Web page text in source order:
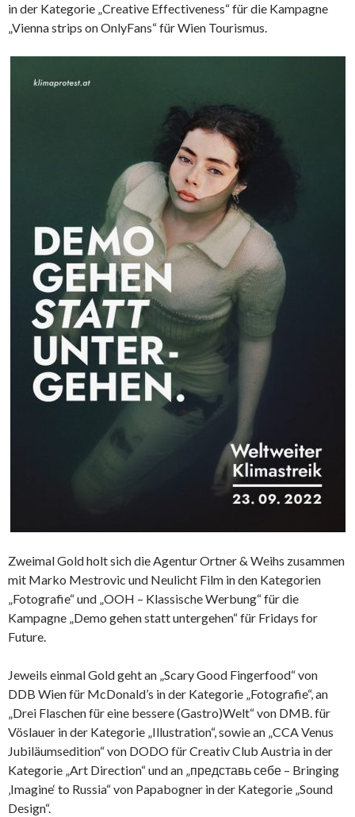
in der Kategorie „Creative Effectiveness“ für die Kampagne
„Vienna strips on OnlyFans“ für Wien Tourismus.
Zweimal Gold holt sich die Agentur Ortner & Weihs zusammen
mit Marko Mestrovic und Neulicht Film in den Kategorien
„Fotografie“ und „OOH – Klassische Werbung“ für die
Kampagne „Demo gehen statt untergehen“ für Fridays for
Future.
Jeweils einmal Gold geht an „Scary Good Fingerfood“ von
DDB Wien für McDonald’s in der Kategorie „Fotografie“, an
„Drei Flaschen für eine bessere (Gastro)Welt“ von DMB. für
Vöslauer in der Kategorie „Illustration“, sowie an „CCA Venus
Jubiläumsedition“ von DODO für Creativ Club Austria in der
Kategorie „Art Direction“ und an „представь себе – Bringing
‚Imagine‘ to Russia“ von Papabogner in der Kategorie „Sound
Design“.